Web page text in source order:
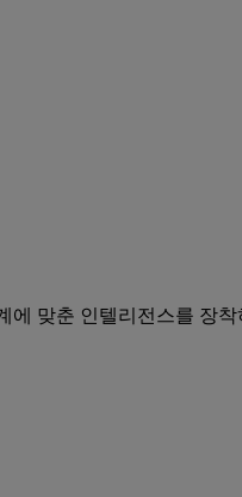
에 맞춘 인텔리전스를 장착